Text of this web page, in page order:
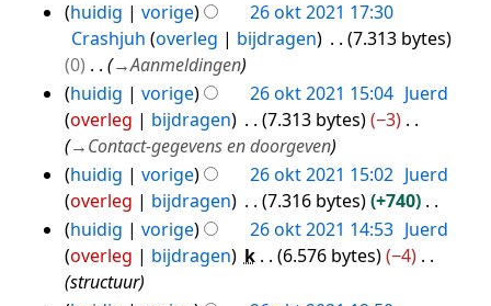
t
i
n
g
v
a
t
t
i
n
g
m
n
v
a
t
t
i
n
g
s
a
m
e
n
v
a
t
t
i
n
n
g
s
s
a
m
e
n
v
a
t
r
i
n
g
s
s
a
m
e
n
huidig
vorige
26 okt 2021 17:30
Crashjuh overleg bijdragen
7.313 bytes
0
→Aanmeldingen
huidig
vorige 26 okt 2021 15:04 Juerd
overleg
bijdragen 7.313 bytes
−3
→Contact-gegevens en doorgeven
huidig
vorige 26 okt 2021 15:02 Juerd
overleg
bijdragen 7.316 bytes
+740
G
e
e
huidig vorige 26 okt 2021 14:53 Juerd
overleg
bijdragen k 6.576 bytes
−4
structuur